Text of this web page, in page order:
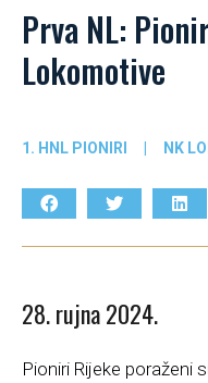
Prva NL:
Lokomotive
1. HNL PIONIRI | NK
28. rujna 2024.
Pioniri Rijeke poraženi